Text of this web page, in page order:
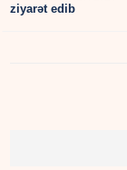
ziyarət edib